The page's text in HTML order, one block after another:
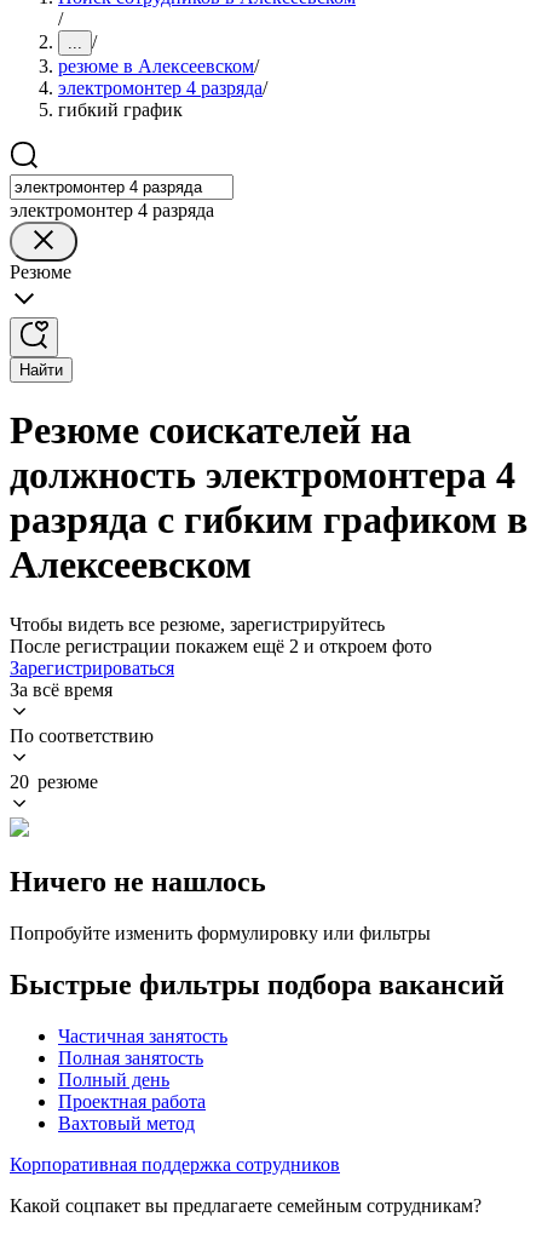
/
... /
резюме в Алексеевском/
электромонтер 4 разряда/
гибкий график
электромонтер 4 разряда
Резюме
Найти
Резюме соискателей на
должность электромонтера 4
разряда с гибким графиком в
Алексеевском
Чтобы видеть все резюме, зарегистрируйтесь
После регистрации покажем ещё 2 и откроем фото
Зарегистрироваться
За всё время
По соответствию
20 резюме
Ничего не нашлось
Попробуйте изменить формулировку или фильтры
Быстрые фильтры подбора вакансий
Частичная занятость
Полная занятость
Полный день
Проектная работа
Вахтовый метод
Корпоративная поддержка сотрудников
Какой соцпакет вы предлагаете семейным сотрудникам?